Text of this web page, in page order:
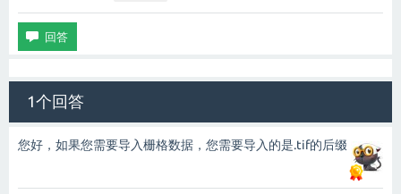
1个回答
您好，如果您需要导入栅格数据，您需要导入的是.tif的后缀